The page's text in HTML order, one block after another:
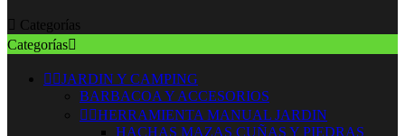
 Categorías
Categorías
 JARDIN Y CAMPING
BARBACOA Y ACCESORIOS
 HERRAMIENTA MANUAL JARDIN
HACHAS MAZAS CUÑAS Y PIEDRAS